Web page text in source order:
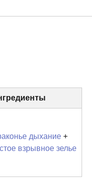
дыхание+
взрывное зелье